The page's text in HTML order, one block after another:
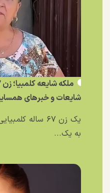
شایعات و خبر‌های
یک زن ۶۷ ساله
به یک...